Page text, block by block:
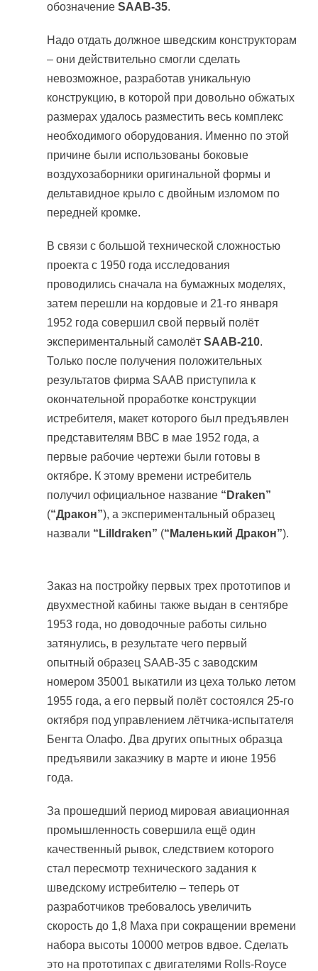
обозначение SAAB-35.
Надо отдать должное шведским конструкторам
– они действительно смогли сделать
невозможное, разработав уникальную
конструкцию, в которой при довольно обжатых
размерах удалось разместить весь комплекс
необходимого оборудования. Именно по этой
причине были использованы боковые
воздухозаборники оригинальной формы и
дельтавидное крыло с двойным изломом по
передней кромке.
В связи с большой технической сложностью
проекта с 1950 года исследования
проводились сначала на бумажных моделях,
затем перешли на кордовые и 21-го января
1952 года совершил свой первый полёт
экспериментальный самолёт SAAB-210.
Только после получения положительных
результатов фирма SAAB приступила к
окончательной проработке конструкции
истребителя, макет которого был предъявлен
представителям ВВС в мае 1952 года, а
первые рабочие чертежи были готовы в
октябре. К этому времени истребитель
получил официальное название “Draken”
(“Дракон”), а экспериментальный образец
назвали “Lilldraken” (“Маленький Дракон”).
Заказ на постройку первых трех прототипов и
двухместной кабины также выдан в сентябре
1953 года, но доводочные работы сильно
затянулись, в результате чего первый
опытный образец SAAB-35 с заводским
номером 35001 выкатили из цеха только летом
1955 года, а его первый полёт состоялся 25-го
октября под управлением лётчика-испытателя
Бенгта Олафо. Два других опытных образца
предъявили заказчику в марте и июне 1956
года.
За прошедший период мировая авиационная
промышленность совершила ещё один
качественный рывок, следствием которого
стал пересмотр технического задания к
шведскому истребителю – теперь от
разработчиков требовалось увеличить
скорость до 1,8 Маха при сокращении времени
набора высоты 10000 метров вдвое. Сделать
это на прототипах с двигателями Rolls-Royce